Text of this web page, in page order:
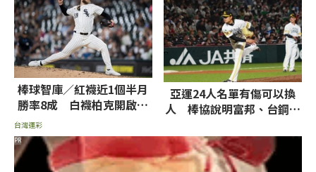
棒球智庫／紅襪近1個半月
勝率8成 白襪柏克開啟賽
台灣運彩
亞運24人名單有傷可以換
人 棒協說明富邦、台鋼列
PR